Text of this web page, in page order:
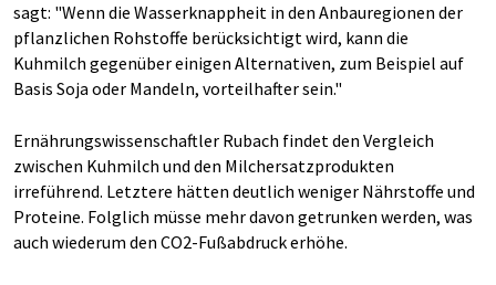
sagt: "Wenn die Wasserknappheit in den Anbauregionen der
pflanzlichen Rohstoffe berücksichtigt wird, kann die
Kuhmilch gegenüber einigen Alternativen, zum Beispiel auf
Basis Soja oder Mandeln, vorteilhafter sein."
Ernährungswissenschaftler Rubach findet den Vergleich
zwischen Kuhmilch und den Milchersatzprodukten
irreführend. Letztere hätten deutlich weniger Nährstoffe und
Proteine. Folglich müsse mehr davon getrunken werden, was
auch wiederum den CO2-Fußabdruck erhöhe.